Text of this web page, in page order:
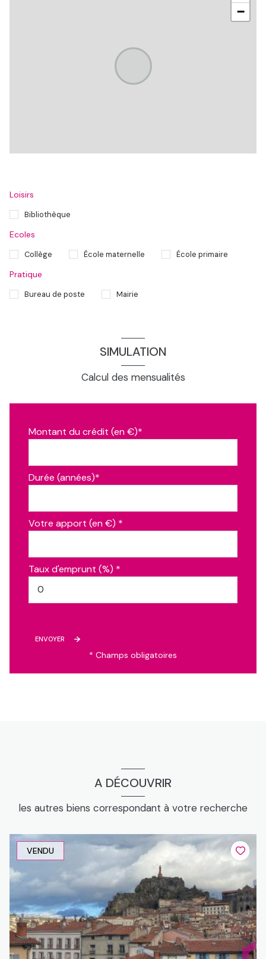
−
Loisirs
Bibliothèque
Ecoles
Collège École maternelle École primaire
Pratique
Bureau de poste Mairie
SIMULATION
Calcul des mensualités
Montant du crédit (en €)*
Durée (années)*
Votre apport (en €) *
Taux d'emprunt (%) *
ENVOYER
* Champs obligatoires
A DÉCOUVRIR
les autres biens correspondant à votre recherche
VENDU